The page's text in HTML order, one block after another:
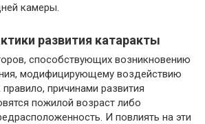
камеры.
развития катаракты
способствующих возникновению
модифицирующему воздействию
причинами развития
пожилой возраст либо
И повлиять на эти